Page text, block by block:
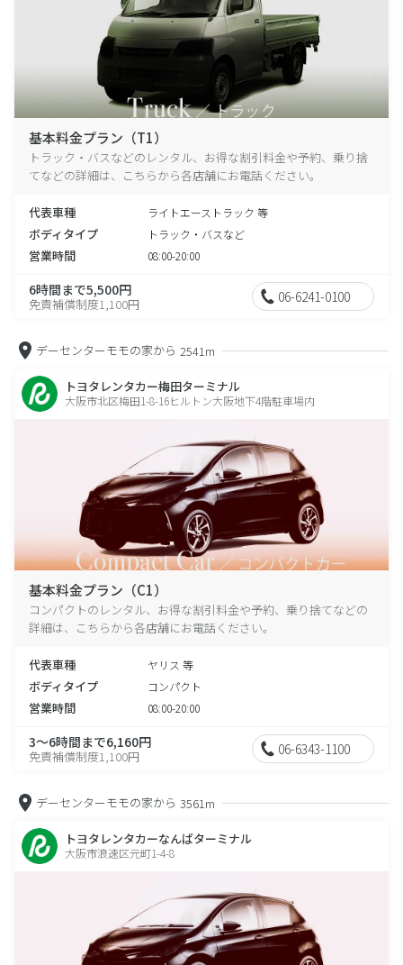
基本料金プラン（T1）
トラック・バスなどのレンタル、お得な割引料金や予約、乗り捨
てなどの詳細は、こちらから各店舗にお電話ください。
代表車種 ライトエーストラック 等
ボディタイプ トラック・バスなど
営業時間 08:00-20:00
6時間まで5,500円
免責補償制度1,100円 06-6241-0100
デーセンターモモの家から 2541m
トヨタレンタカー梅田ターミナル
大阪市北区梅田1-8-16ヒルトン大阪地下4階駐車場内
基本料金プラン（C1）
コンパクトのレンタル、お得な割引料金や予約、乗り捨てなどの
詳細は、こちらから各店舗にお電話ください。
代表車種 ヤリス 等
ボディタイプ コンパクト
営業時間 08:00-20:00
3～6時間まで6,160円
免責補償制度1,100円 06-6343-1100
デーセンターモモの家から 3561m
トヨタレンタカーなんばターミナル
大阪市浪速区元町1-4-8